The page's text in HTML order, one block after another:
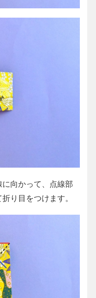
向かって、点線部
り目をつけます。